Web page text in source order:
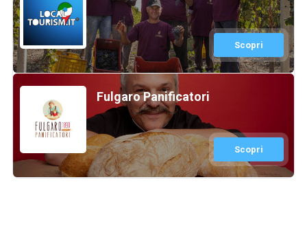
Scopri
Fulgaro Panificatori
Scopri